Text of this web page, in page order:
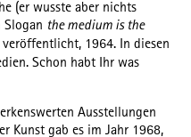
(er wusste aber nichts
Slogan the medium is the
1964. In diesen
Schon habt Ihr was
Ausstellungen
Kunst gab es im Jahr 1968,